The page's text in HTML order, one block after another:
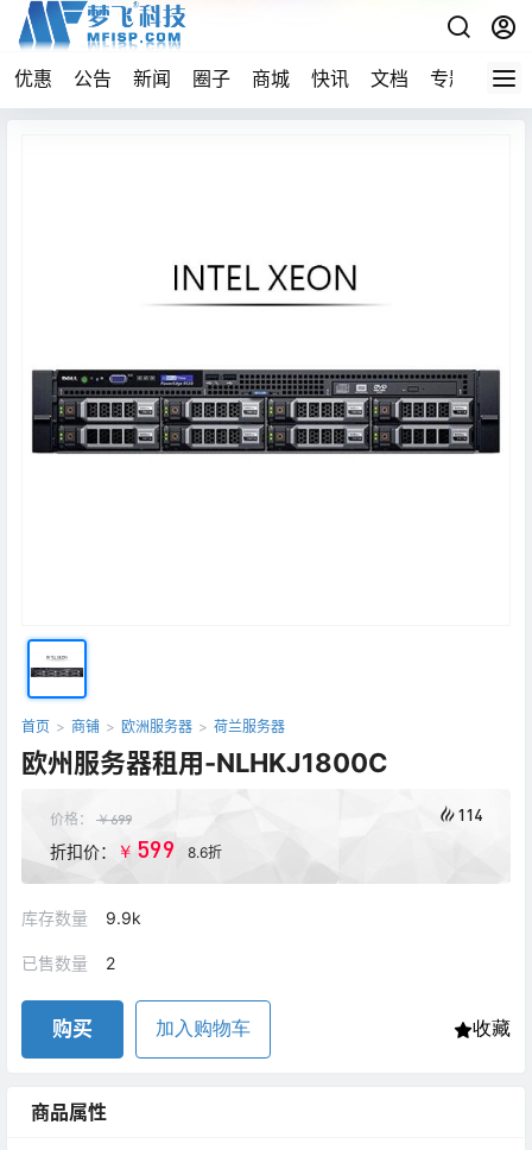
优惠 公告 新闻 圈子 商城 快讯 文档 专题 导航
首页 > 商铺 > 欧洲服务器 > 荷兰服务器
欧州服务器租用-NLHKJ1800C
价格： ￥699
折扣价： ￥ 599 8.6折
114
库存数量 9.9k
已售数量 2
购买 加入购物车 收藏
商品属性